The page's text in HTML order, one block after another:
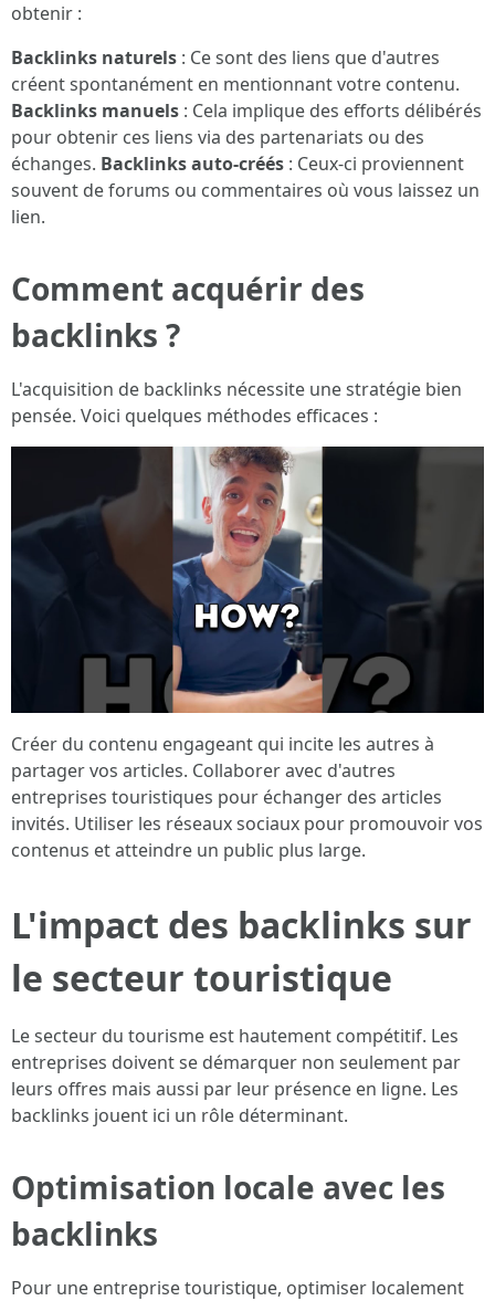
obtenir :
Backlinks naturels : Ce sont des liens que d'autres
créent spontanément en mentionnant votre contenu.
Backlinks manuels : Cela implique des efforts délibérés
pour obtenir ces liens via des partenariats ou des
échanges. Backlinks auto-créés : Ceux-ci proviennent
souvent de forums ou commentaires où vous laissez un
lien.
Comment acquérir des
backlinks ?
L'acquisition de backlinks nécessite une stratégie bien
pensée. Voici quelques méthodes efficaces :
Créer du contenu engageant qui incite les autres à
partager vos articles. Collaborer avec d'autres
entreprises touristiques pour échanger des articles
invités. Utiliser les réseaux sociaux pour promouvoir vos
contenus et atteindre un public plus large.
L'impact des backlinks sur
le secteur touristique
Le secteur du tourisme est hautement compétitif. Les
entreprises doivent se démarquer non seulement par
leurs offres mais aussi par leur présence en ligne. Les
backlinks jouent ici un rôle déterminant.
Optimisation locale avec les
backlinks
Pour une entreprise touristique, optimiser localement